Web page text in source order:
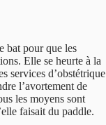
bat pour que les
Elle se heurte à la
services d’obstétrique
l’avortement de
les moyens sont
faisait du paddle.